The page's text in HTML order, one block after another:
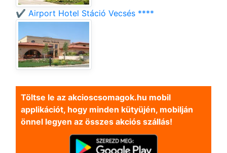
✔️ Airport Hotel Stáció Vecsés ****
Töltse le az akcioscsomagok.hu mobil
applikációt, hogy minden kütyüjén, mobilján
önnel legyen az összes akciós szállás!